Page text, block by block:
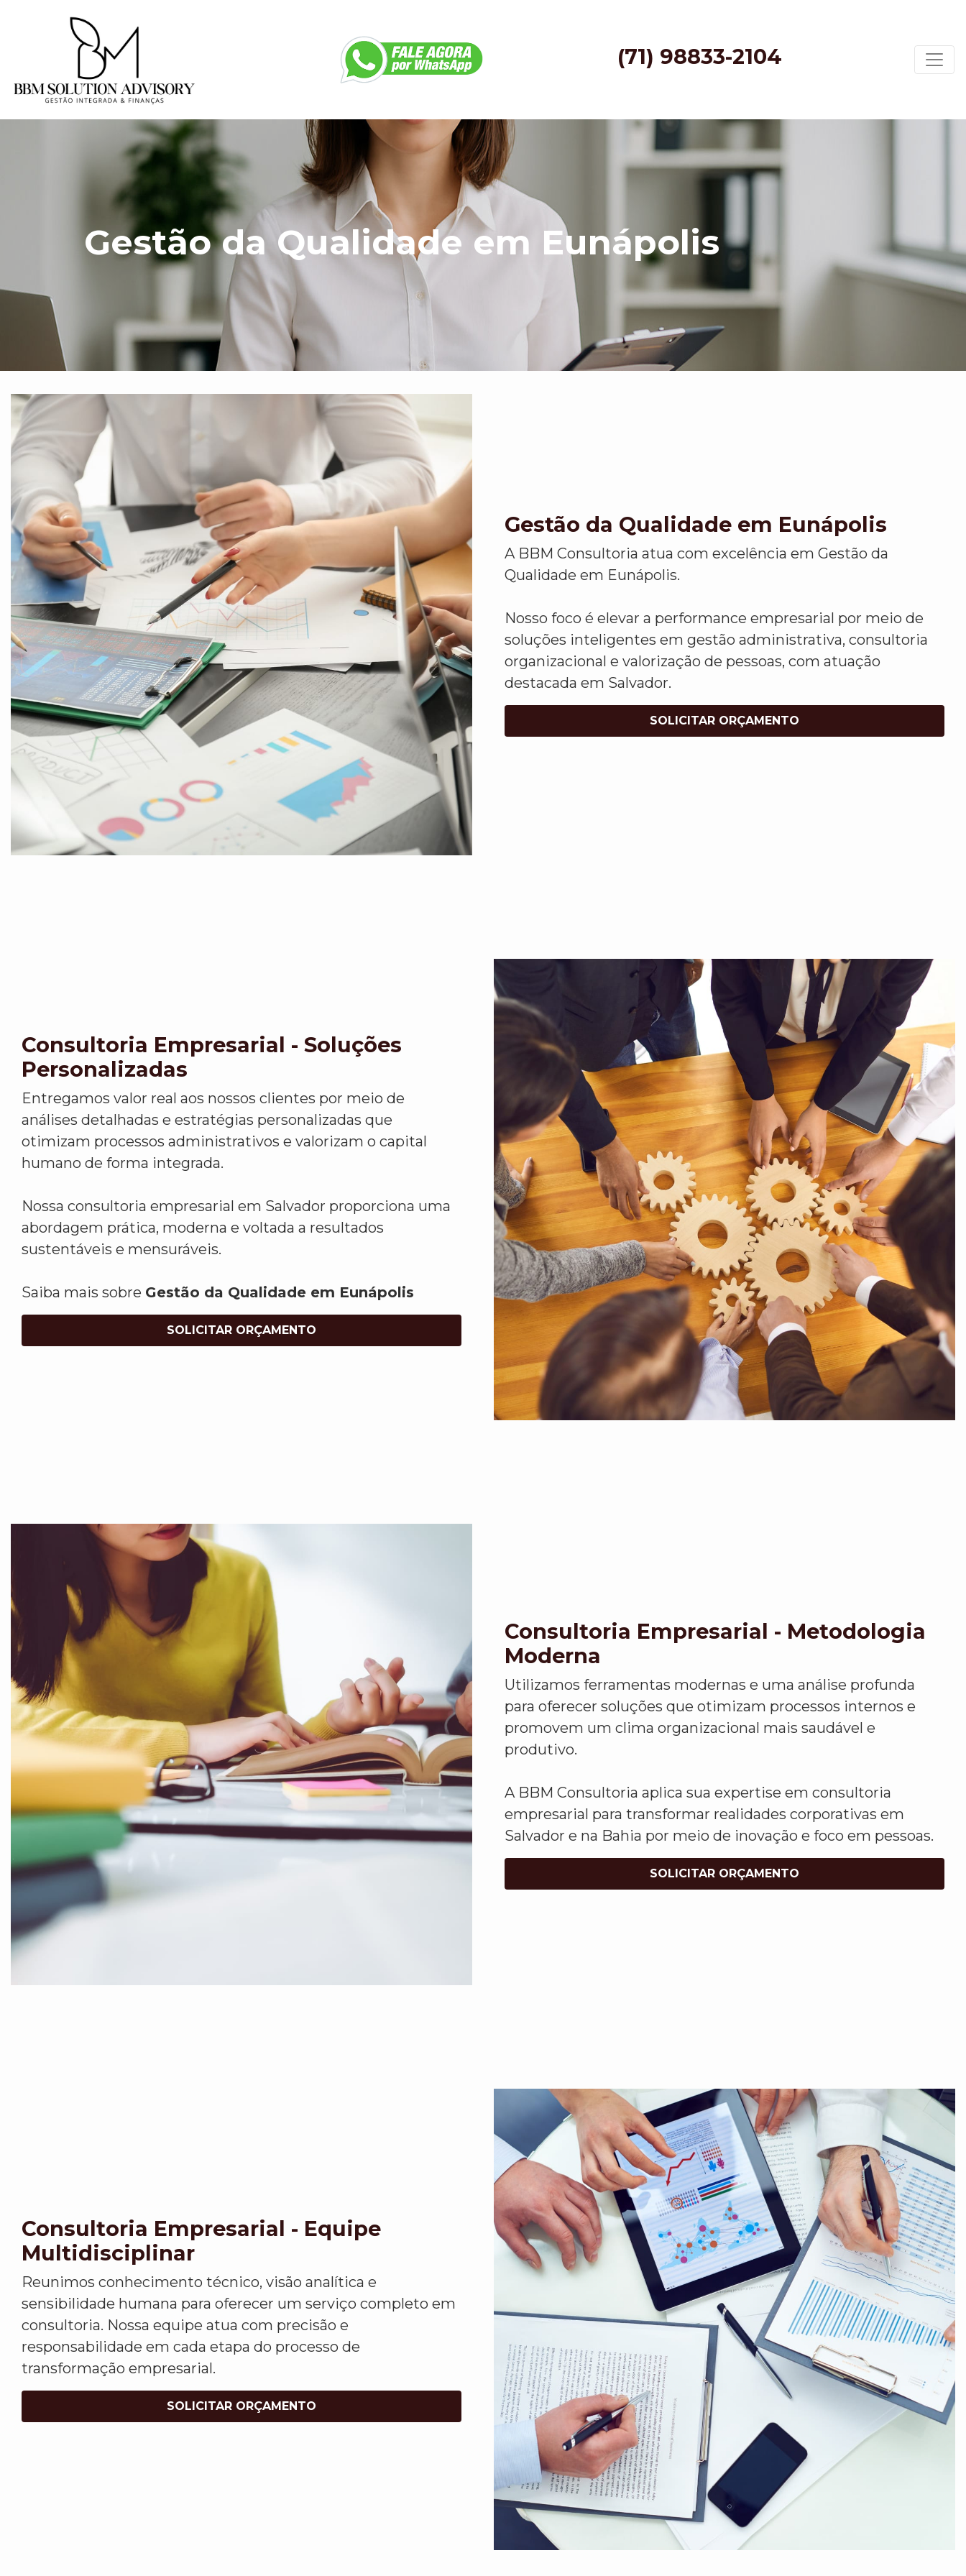
(71) 98833-2104
Gestão da Qualidade em Eunápolis
Gestão da Qualidade em Eunápolis
A BBM Consultoria atua com excelência em Gestão da
Qualidade em Eunápolis.
Nosso foco é elevar a performance empresarial por meio de
soluções inteligentes em gestão administrativa, consultoria
organizacional e valorização de pessoas, com atuação
destacada em Salvador.
SOLICITAR ORÇAMENTO
Consultoria Empresarial - Soluções
Personalizadas
Entregamos valor real aos nossos clientes por meio de
análises detalhadas e estratégias personalizadas que
otimizam processos administrativos e valorizam o capital
humano de forma integrada.
Nossa consultoria empresarial em Salvador proporciona uma
abordagem prática, moderna e voltada a resultados
sustentáveis e mensuráveis.
Saiba mais sobre Gestão da Qualidade em Eunápolis
SOLICITAR ORÇAMENTO
Consultoria Empresarial - Metodologia
Moderna
Utilizamos ferramentas modernas e uma análise profunda
para oferecer soluções que otimizam processos internos e
promovem um clima organizacional mais saudável e
produtivo.
A BBM Consultoria aplica sua expertise em consultoria
empresarial para transformar realidades corporativas em
Salvador e na Bahia por meio de inovação e foco em pessoas.
SOLICITAR ORÇAMENTO
Consultoria Empresarial - Equipe
Multidisciplinar
Reunimos conhecimento técnico, visão analítica e
sensibilidade humana para oferecer um serviço completo em
consultoria. Nossa equipe atua com precisão e
responsabilidade em cada etapa do processo de
transformação empresarial.
SOLICITAR ORÇAMENTO